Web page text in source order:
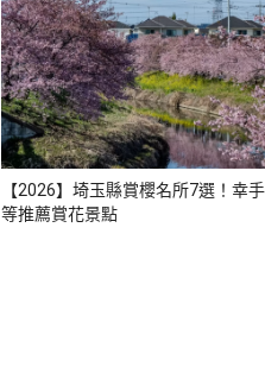
【2026】埼玉縣賞櫻名所7選！幸
等推薦賞花景點